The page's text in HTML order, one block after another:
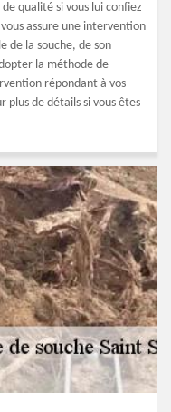
qualité si vous lui confiez
assure une intervention
de la souche, de son
la méthode de
répondant à vos
plus de détails si vous êtes